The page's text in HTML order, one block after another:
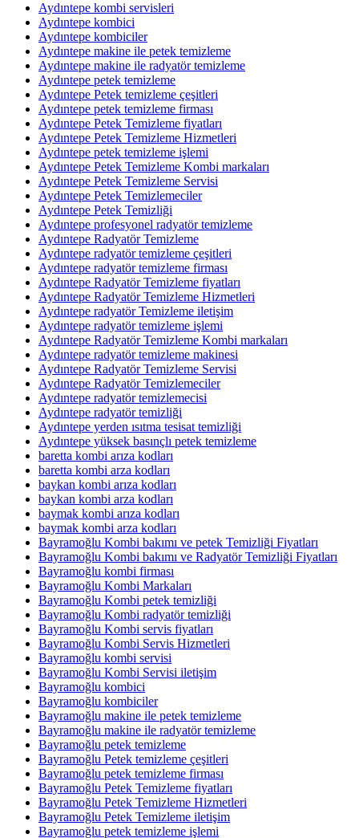
Aydıntepe kombi servisleri
Aydıntepe kombici
Aydıntepe kombiciler
Aydıntepe makine ile petek temizleme
Aydıntepe makine ile radyatör temizleme
Aydıntepe petek temizleme
Aydıntepe Petek temizleme çeşitleri
Aydıntepe petek temizleme firması
Aydıntepe Petek Temizleme fiyatları
Aydıntepe Petek Temizleme Hizmetleri
Aydıntepe petek temizleme işlemi
Aydıntepe Petek Temizleme Kombi markaları
Aydıntepe Petek Temizleme Servisi
Aydıntepe Petek Temizlemeciler
Aydıntepe Petek Temizliği
Aydıntepe profesyonel radyatör temizleme
Aydıntepe Radyatör Temizleme
Aydıntepe radyatör temizleme çeşitleri
Aydıntepe radyatör temizleme firması
Aydıntepe Radyatör Temizleme fiyatları
Aydıntepe Radyatör Temizleme Hizmetleri
Aydıntepe radyatör Temizleme iletişim
Aydıntepe radyatör temizleme işlemi
Aydıntepe Radyatör Temizleme Kombi markaları
Aydıntepe radyatör temizleme makinesi
Aydıntepe Radyatör Temizleme Servisi
Aydıntepe Radyatör Temizlemeciler
Aydıntepe radyatör temizlemecisi
Aydıntepe radyatör temizliği
Aydıntepe yerden ısıtma tesisat temizliği
Aydıntepe yüksek basınçlı petek temizleme
baretta kombi arıza kodları
baretta kombi arza kodları
baykan kombi arıza kodları
baykan kombi arza kodları
baymak kombi arıza kodları
baymak kombi arza kodları
Bayramoğlu Kombi bakımı ve petek Temizliği Fiyatları
Bayramoğlu Kombi bakımı ve Radyatör Temizliği Fiyatları
Bayramoğlu kombi firması
Bayramoğlu Kombi Markaları
Bayramoğlu Kombi petek temizliği
Bayramoğlu Kombi radyatör temizliği
Bayramoğlu Kombi servis fiyatları
Bayramoğlu Kombi Servis Hizmetleri
Bayramoğlu kombi servisi
Bayramoğlu Kombi Servisi iletişim
Bayramoğlu kombici
Bayramoğlu kombiciler
Bayramoğlu makine ile petek temizleme
Bayramoğlu makine ile radyatör temizleme
Bayramoğlu petek temizleme
Bayramoğlu Petek temizleme çeşitleri
Bayramoğlu petek temizleme firması
Bayramoğlu Petek Temizleme fiyatları
Bayramoğlu Petek Temizleme Hizmetleri
Bayramoğlu Petek Temizleme iletişim
Bayramoğlu petek temizleme işlemi